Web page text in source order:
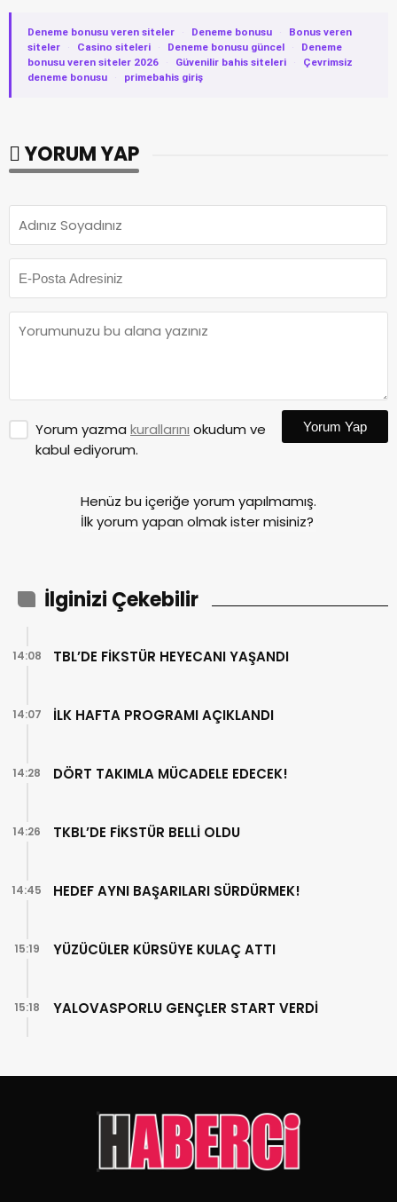
Deneme bonusu veren siteler · Deneme bonusu ·
Bonus veren
siteler
· Casino siteleri · Deneme bonusu güncel ·
Deneme
bonusu veren siteler 2026
· Güvenilir bahis siteleri ·
Çevrimsiz
deneme bonusu
· primebahis giriş
YORUM YAP
Yorum yazma kurallarını okudum ve
kabul ediyorum.
Yorum Yap
Henüz bu içeriğe yorum yapılmamış.
İlk yorum yapan olmak ister misiniz?
İlginizi Çekebilir
TBL’DE FİKSTÜR HEYECANI YAŞANDI
14:08
İLK HAFTA PROGRAMI AÇIKLANDI
14:07
DÖRT TAKIMLA MÜCADELE EDECEK!
14:28
TKBL’DE FİKSTÜR BELLİ OLDU
14:26
HEDEF AYNI BAŞARILARI SÜRDÜRMEK!
14:45
YÜZÜCÜLER KÜRSÜYE KULAÇ ATTI
15:19
YALOVASPORLU GENÇLER START VERDİ
15:18